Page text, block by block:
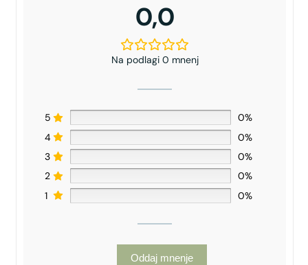
0,0
Na podlagi 0 mnenj
5
0%
4
0%
3
0%
2
0%
1
0%
Oddaj mnenje